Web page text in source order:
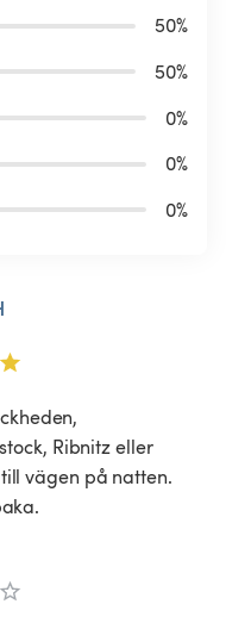
50%
50%
0%
0%
0%
vägen på natten.